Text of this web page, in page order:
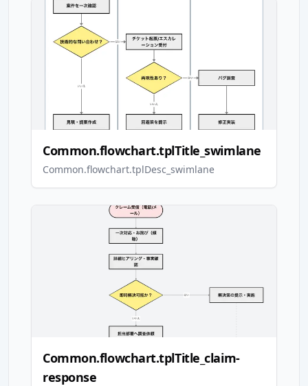
Common.flowchart.tplTitle_swimlane
Common.flowchart.tplDesc_swimlane
Common.flowchart.tplTitle_claim-
response